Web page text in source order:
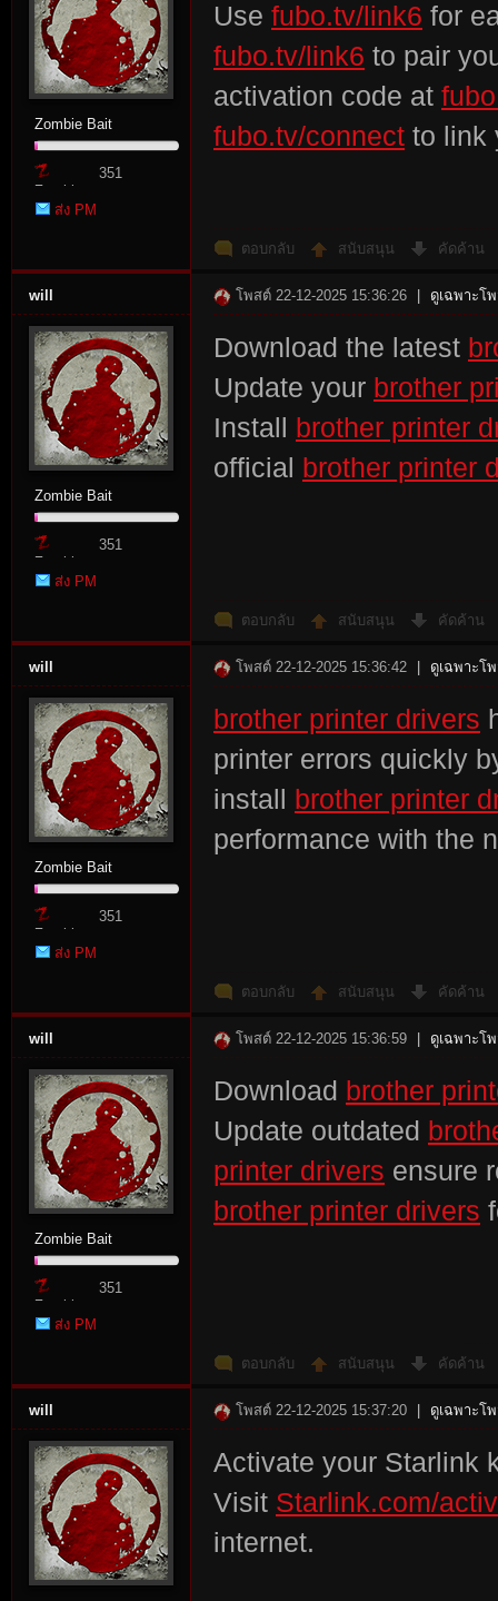
Zombie Bait
Zombie
Point
351
ส่ง PM
Use fubo.tv/link6 for
fubo.tv/link6 to pair
activation code at
fubo.tv/connect to link
ตอบกลับ สนับสนุน คัดค้าน
will
Zombie Bait
Zombie
Point
351
ส่ง PM
โพสต์ 22-12-2025 15:36:26 ดูเฉพาะโ
Download the latest
Update your brother
Install
brother printer
official brother printer
ตอบกลับ สนับสนุน คัดค้าน
will
Zombie Bait
Zombie
Point
351
ส่ง PM
โพสต์ 22-12-2025 15:36:42 ดูเฉพาะโ
brother printer drivers
printer errors quickly
install
brother printer
performance with the
ตอบกลับ สนับสนุน คัดค้าน
will
Zombie Bait
Zombie
Point
351
ส่ง PM
โพสต์ 22-12-2025 15:36:59 ดูเฉพาะโ
Download brother
Update outdated
printer drivers ensure
brother printer drivers
ตอบกลับ สนับสนุน คัดค้าน
will โพสต์ 22-12-2025 15:37:20 ดูเฉพาะโ
Activate your Starlink
Visit Starlink.com/
internet.